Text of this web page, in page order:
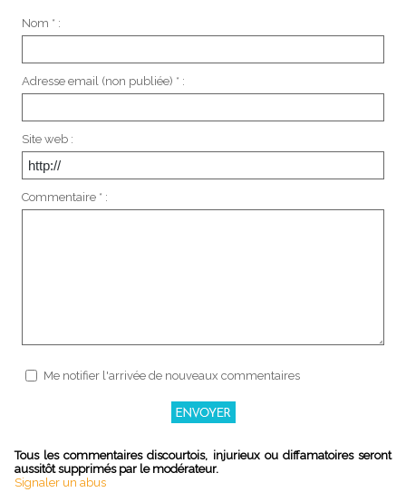
Nom * :
Adresse email (non publiée) * :
Site web :
Commentaire * :
Me notifier l'arrivée de nouveaux commentaires
Tous les commentaires discourtois, injurieux ou diffamatoires seront
aussitôt supprimés par le modérateur.
Signaler un abus